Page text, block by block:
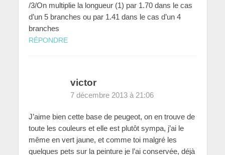
/3/On multiplie la longueur (1) par 1.70 dans le cas
d’un 5 branches ou par 1.41 dans le cas d’un 4
branches
RÉPONDRE
victor
7 décembre 2013 à 21:06
J’aime bien cette base de peugeot, on en trouve de
toute les couleurs et elle est plutôt sympa, j’ai le
même en vert jaune, et comme toi malgré les
quelques pets sur la peinture je l’ai conservée, déjà